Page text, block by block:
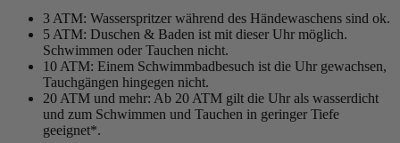
3 ATM: Wasserspritzer während des Händewaschens sind ok.
5 ATM: Duschen & Baden ist mit dieser Uhr möglich.
Schwimmen oder Tauchen nicht.
10 ATM: Einem Schwimmbadbesuch ist die Uhr gewachsen,
Tauchgängen hingegen nicht.
20 ATM und mehr: Ab 20 ATM gilt die Uhr als wasserdicht
und zum Schwimmen und Tauchen in geringer Tiefe
geeignet*.